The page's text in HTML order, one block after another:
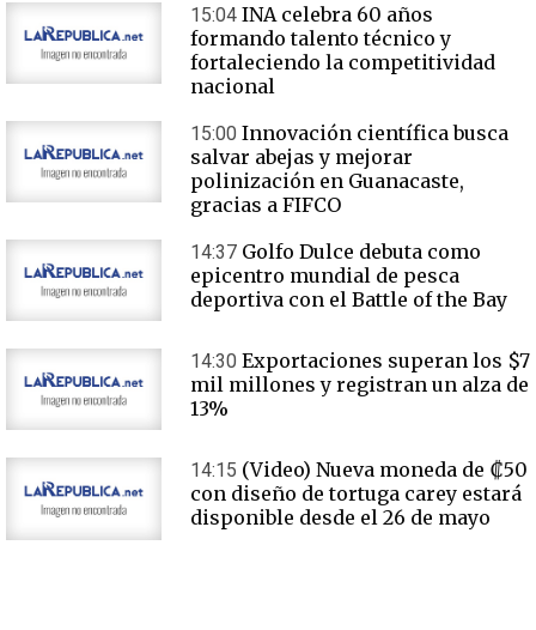
15:04 INA celebra 60 años
formando talento técnico y
fortaleciendo la competitividad
nacional
15:00 Innovación científica busca
salvar abejas y mejorar
polinización en Guanacaste,
gracias a FIFCO
14:37 Golfo Dulce debuta como
epicentro mundial de pesca
deportiva con el Battle of the Bay
14:30 Exportaciones superan los $7
mil millones y registran un alza de
13%
14:15 (Video) Nueva moneda de ₡50
con diseño de tortuga carey estará
disponible desde el 26 de mayo